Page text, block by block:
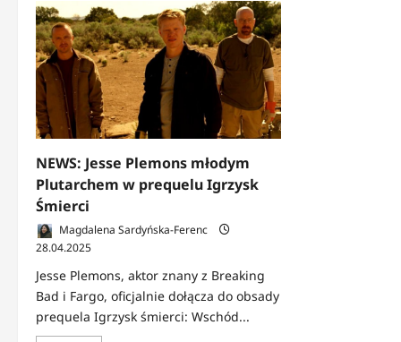
Wschód
słońca
w
dniu
dożynek
|
Najgorsze
jest
to,
że
to
„opłaca”
NEWS: Jesse Plemons młodym
Plutarchem w prequelu Igrzysk
Śmierci
Magdalena Sardyńska-Ferenc
28.04.2025
Jesse Plemons, aktor znany z Breaking
Bad i Fargo, oficjalnie dołącza do obsady
prequela Igrzysk śmierci: Wschód...